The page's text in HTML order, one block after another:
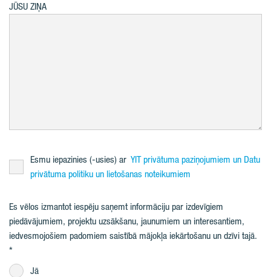
JŪSU ZIŅA
Esmu iepazinies (-usies) ar YIT privātuma paziņojumiem un Datu
privātuma politiku un lietošanas noteikumiem
Es vēlos izmantot iespēju saņemt informāciju par izdevīgiem
piedāvājumiem, projektu uzsākšanu, jaunumiem un interesantiem,
iedvesmojošiem padomiem saistībā mājokļa iekārtošanu un dzīvi tajā.
Jā